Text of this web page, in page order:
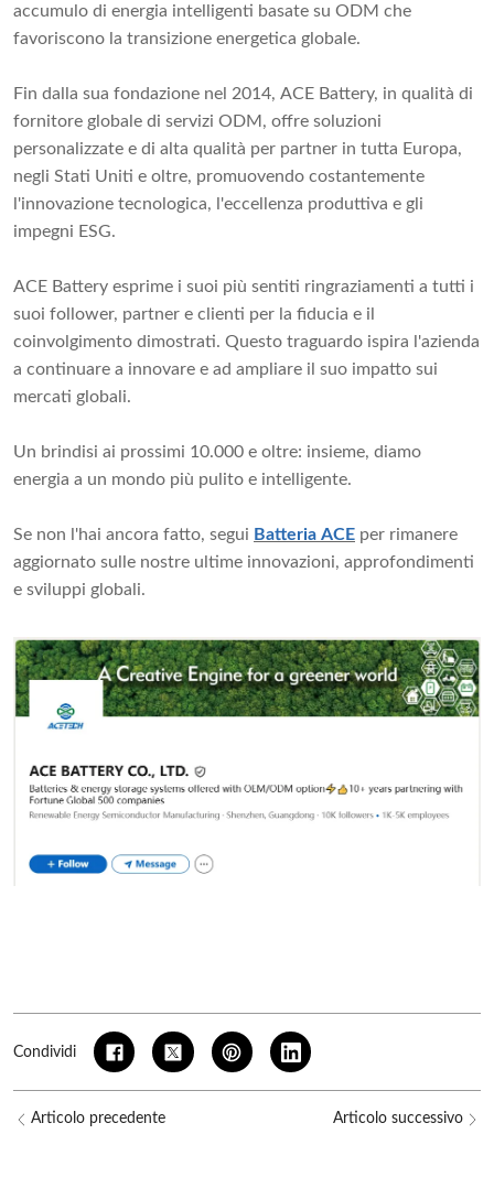
accumulo di energia intelligenti basate su ODM che
favoriscono la transizione energetica globale.
Fin dalla sua fondazione nel 2014, ACE Battery, in qualità di
fornitore globale di servizi ODM, offre soluzioni
personalizzate e di alta qualità per partner in tutta Europa,
negli Stati Uniti e oltre, promuovendo costantemente
l'innovazione tecnologica, l'eccellenza produttiva e gli
impegni ESG.
ACE Battery esprime i suoi più sentiti ringraziamenti a tutti i
suoi follower, partner e clienti per la fiducia e il
coinvolgimento dimostrati. Questo traguardo ispira l'azienda
a continuare a innovare e ad ampliare il suo impatto sui
mercati globali.
Un brindisi ai prossimi 10.000 e oltre: insieme, diamo
energia a un mondo più pulito e intelligente.
Se non l'hai ancora fatto, segui Batteria ACE per rimanere
aggiornato sulle nostre ultime innovazioni, approfondimenti
e sviluppi globali.
Condividi
Articolo precedente Articolo successivo